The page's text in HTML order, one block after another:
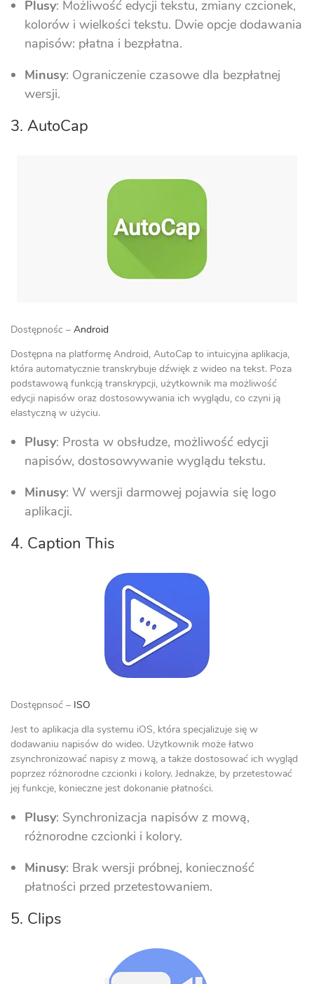
Plusy: Możliwość edycji tekstu, zmiany czcionek,
kolorów i wielkości tekstu. Dwie opcje dodawania
napisów: płatna i bezpłatna.
Minusy: Ograniczenie czasowe dla bezpłatnej
wersji.
3. AutoCap
Dostępnośc – Android
Dostępna na platformę Android, AutoCap to intuicyjna aplikacja,
która automatycznie transkrybuje dźwięk z wideo na tekst. Poza
podstawową funkcją transkrypcji, użytkownik ma możliwość
edycji napisów oraz dostosowywania ich wyglądu, co czyni ją
elastyczną w użyciu.
Plusy: Prosta w obsłudze, możliwość edycji
napisów, dostosowywanie wyglądu tekstu.
Minusy: W wersji darmowej pojawia się logo
aplikacji.
4. Caption This
Dostępnsoć – ISO
Jest to aplikacja dla systemu iOS, która specjalizuje się w
dodawaniu napisów do wideo. Użytkownik może łatwo
zsynchronizować napisy z mową, a także dostosować ich wygląd
poprzez różnorodne czcionki i kolory. Jednakże, by przetestować
jej funkcje, konieczne jest dokonanie płatności.
Plusy: Synchronizacja napisów z mową,
różnorodne czcionki i kolory.
Minusy: Brak wersji próbnej, konieczność
płatności przed przetestowaniem.
5. Clips